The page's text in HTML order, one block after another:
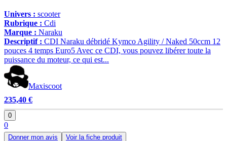
Univers : scooter
Rubrique : Cdi
Marque : Naraku
Descriptif : CDI Naraku débridé Kymco Agility / Naked 50ccm 12
pouces 4 temps Euro5 Avec ce CDI, vous pouvez libérer toute la
puissance du moteur, ce qui est...
Maxiscoot
235,40 €
0
0
Donner mon avis Voir la fiche produit